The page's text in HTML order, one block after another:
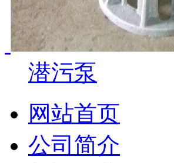
潜污泵
网站首页
公司简介